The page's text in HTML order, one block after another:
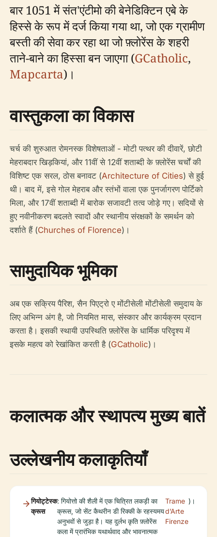
बार 1051 में संत'एंटीमो की बेनेडिक्टिन एबे के
हिस्से के रूप में दर्ज किया गया था, जो एक ग्रामीण
बस्ती की सेवा कर रहा था जो फ़्लोरेंस के शहरी
ताने-बाने का हिस्सा बन जाएगा (GCatholic,
Mapcarta)।
वास्तुकला का विकास
चर्च की शुरुआत रोमनस्क विशेषताओं - मोटी पत्थर की दीवारें, छोटी
मेहराबदार खिड़कियां, और 11वीं से 12वीं शताब्दी के फ़्लोरेंस चर्चों की
विशिष्ट एक सरल, ठोस बनावट (Architecture of Cities) से हुई
थी। बाद में, इसे गोल मेहराब और स्तंभों वाला एक पुनर्जागरण पोर्टिको
मिला, और 17वीं शताब्दी में बारोक सजावटी तत्व जोड़े गए। सदियों से
हुए नवीनीकरण बदलते स्वादों और स्थानीय संरक्षकों के समर्थन को
दर्शाते हैं (Churches of Florence)।
सामुदायिक भूमिका
अब एक सक्रिय पैरिश, सैन पिएट्रो ए मोंटीसेली मोंटीसेली समुदाय के
लिए अभिन्न अंग है, जो नियमित मास, संस्कार और कार्यक्रम प्रदान
करता है। इसकी स्थायी उपस्थिति फ़्लोरेंस के धार्मिक परिदृश्य में
इसके महत्व को रेखांकित करती है (GCatholic)।
कलात्मक और स्थापत्य मुख्य बातें
उल्लेखनीय कलाकृतियाँ
गियोट्टेस्क
क्रूस
: गियोत्तो की शैली में एक चित्रित लकड़ी का
क्रूस, जो सेंट कैथरीन डी रिक्की के रहस्यमय
अनुभवों से जुड़ा है। यह दुर्लभ कृति फ़्लोरेंस
कला में प्रारंभिक यथार्थवाद और भावनात्मक
Trame
d’Arte
Firenze
)।